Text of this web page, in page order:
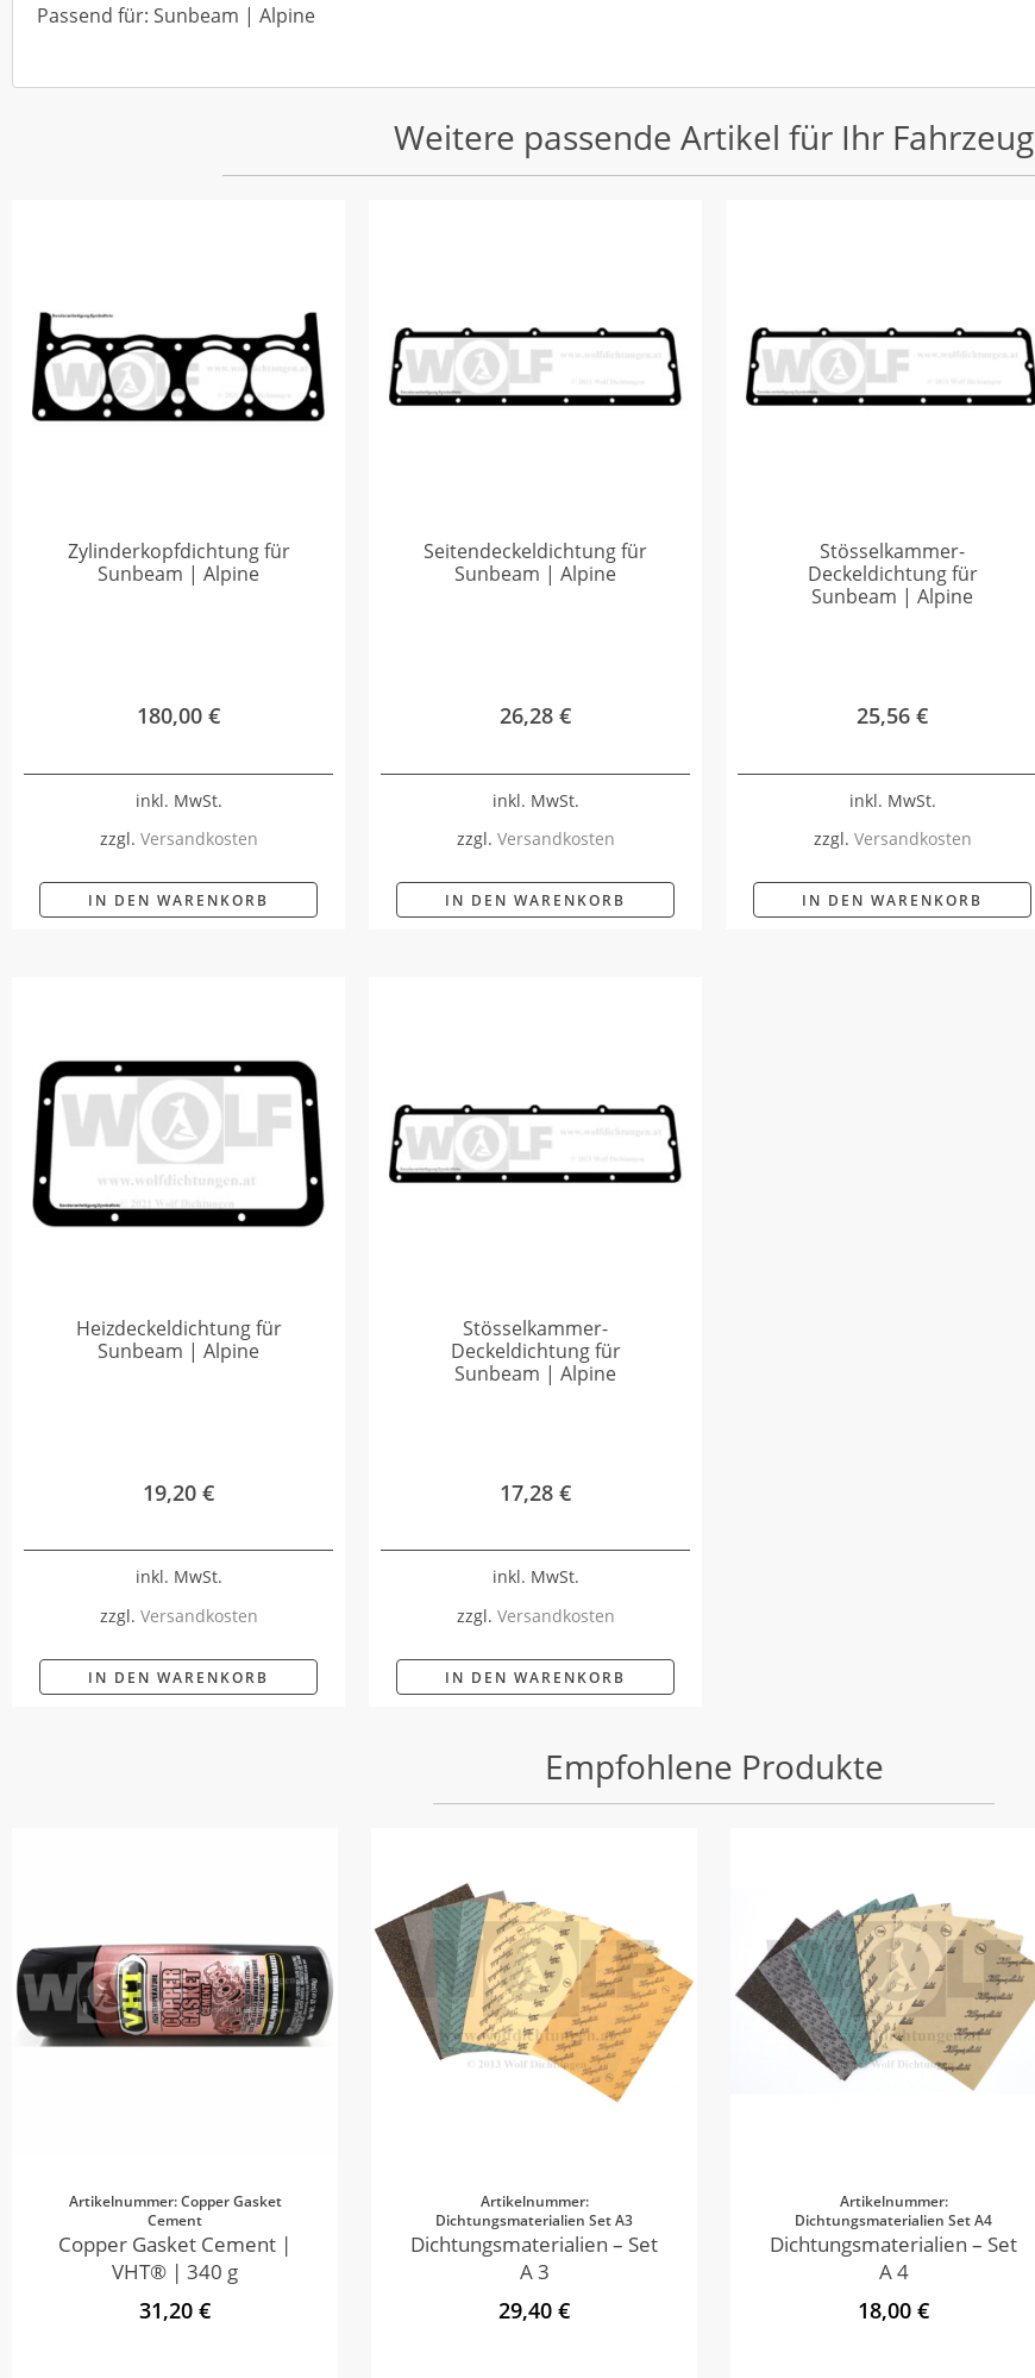
Passend für: Sunbeam | Alpine
Weitere passende Artikel für Ihr Fahrzeug
Zylinderkopfdichtung für
Sunbeam | Alpine
180,00 €
inkl. MwSt.
zzgl. Versandkosten
IN DEN WARENKORB
Seitendeckeldichtung für
Sunbeam | Alpine
26,28 €
inkl. MwSt.
zzgl. Versandkosten
IN DEN WARENKORB
Stösselkammer-
Deckeldichtung für
Sunbeam | Alpine
25,56 €
inkl. MwSt.
zzgl. Versandkosten
IN DEN WARENKORB
Heizdeckeldichtung für
Sunbeam | Alpine
19,20 €
inkl. MwSt.
zzgl. Versandkosten
IN DEN WARENKORB
Stösselkammer-
Deckeldichtung für
Sunbeam | Alpine
17,28 €
inkl. MwSt.
zzgl. Versandkosten
IN DEN WARENKORB
Empfohlene Produkte
Artikelnummer: Copper Gasket
Cement
Copper Gasket Cement |
VHT® | 340 g
31,20 €
Artikelnummer:
Dichtungsmaterialien Set A3
Dichtungsmaterialien – Set
A 3
29,40 €
Artikelnummer:
Dichtungsmaterialien Set A4
Dichtungsmaterialien – Set
A 4
18,00 €